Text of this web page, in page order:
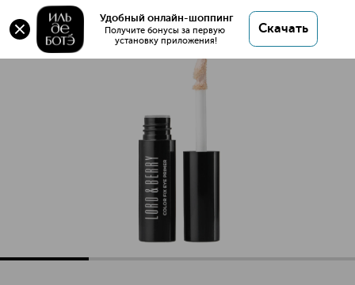
Удобный онлайн-шоппинг
Получите бонусы за первую
установку приложения!
Скачать
Color Fix Стойкий Праймер для Век